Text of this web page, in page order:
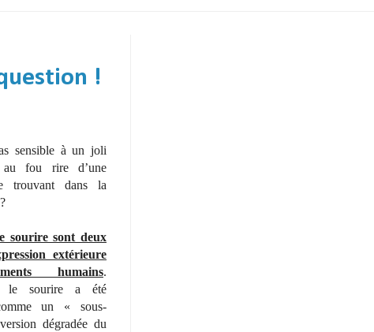
!
sensible à un joli
fou rire d’une
trouvant dans la
sourire sont deux
extérieure
humains.
le sourire a été
un « sous-
dégradée du